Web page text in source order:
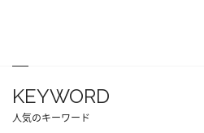
KEYWORD
人気のキーワード